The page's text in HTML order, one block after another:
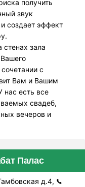
получить
звук
создает эффект
зала
с
Вам и Вашим
нас есть все
свадеб,
вечеров и
Палас
д.4,